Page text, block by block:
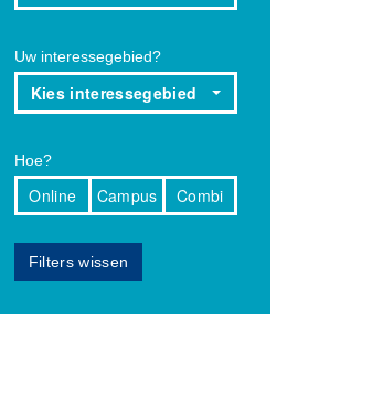
Uw interessegebied?
Kies interessegebied
Hoe?
Online Campus Combi
Filters wissen